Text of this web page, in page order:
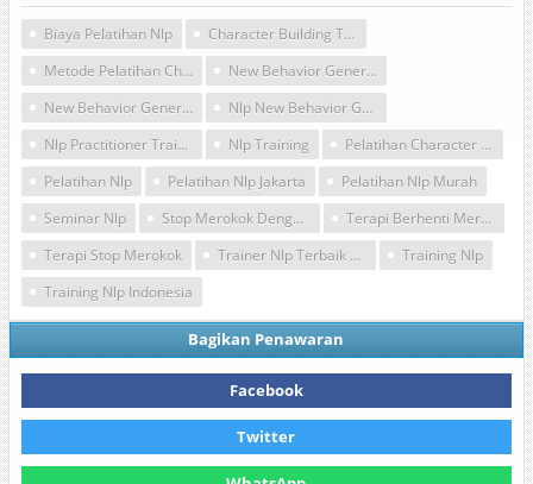
Biaya Pelatihan Nlp
Character Building Training
Metode Pelatihan Character Building
New Behavior Generator Strategy
New Behavior Generator Technique
Nlp New Behavior Generator Strategy
Nlp Practitioner Training
Nlp Training
Pelatihan Character Building
Pelatihan Nlp
Pelatihan Nlp Jakarta
Pelatihan Nlp Murah
Seminar Nlp
Stop Merokok Dengan Nlp
Terapi Berhenti Merokok
Terapi Stop Merokok
Trainer Nlp Terbaik Di Indonesia
Training Nlp
Training Nlp Indonesia
Bagikan Penawaran
Facebook
Twitter